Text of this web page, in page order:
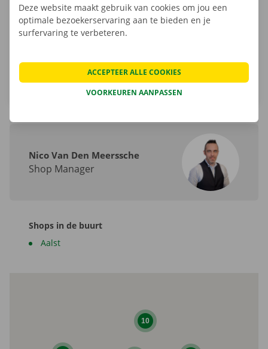
Tel.: +32 800 11 266
ninove@dockx.be
Routebeschrijving
Nico Van Den Meerssche
Shop Manager
Shops in de buurt
Aalst
10
Deze website maakt gebruik van cookies om jou een
optimale bezoekerservaring aan te bieden en je
surfervaring te verbeteren.
VOORKEUREN AANPASSEN
ACCEPTEER ALLE COOKIES